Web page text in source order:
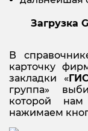
Загрузка
В
карточку
закладки «
группа»
которой
нажимаем